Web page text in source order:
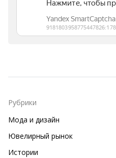
Рубрики
Мода и дизайн
Ювелирный рынок
Истории